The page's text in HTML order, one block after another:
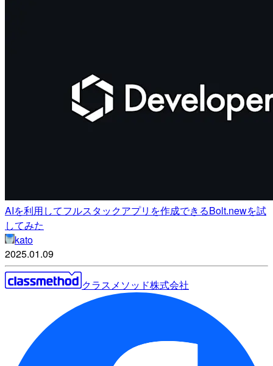
AIを利用してフルスタックアプリを作成できるBolt.newを試
してみた
kato
2025.01.09
クラスメソッド株式会社